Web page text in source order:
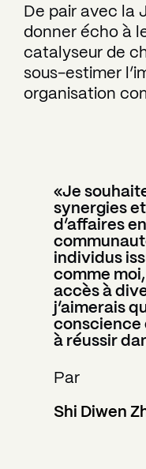
De pair avec la
donner écho à
catalyseur de
sous-estimer
organisation
«Je
synergies
d’affaires
individus
comme
accès à
j’aimerais
conscience
à réussir
Par
Shi Diwen